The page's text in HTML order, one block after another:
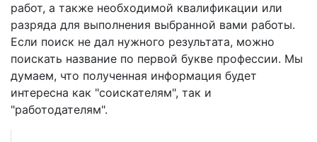
работ, а также необходимой квалификации или
разряда для выполнения выбранной вами работы.
Если поиск не дал нужного результата, можно
поискать название по первой букве профессии. Мы
думаем, что полученная информация будет
интересна как "соискателям", так и
"работодателям".